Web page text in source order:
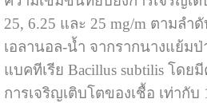
25, 6.25 และ 25 mg/m ตามลำ
เอลานอล-น้ำ จากรากนางแย้ม
แบคทีเรีย Bacillus subtilis โด
การเจริญเติบโตของเชื้อ เท่ากับ